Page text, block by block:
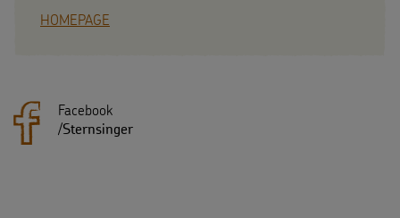
HOMEPAGE
Facebook
/Sternsinger